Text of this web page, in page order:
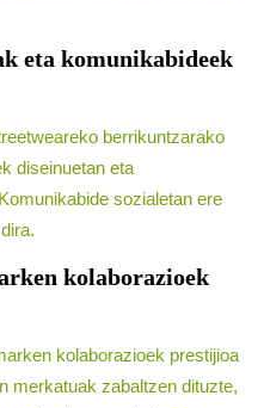
eta komunikabideek
berrikuntzarako
diseinuetan eta
sozialetan ere
kolaborazioek
kolaborazioek prestijioa
merkatuak zabaltzen dituzte,